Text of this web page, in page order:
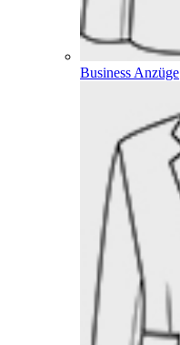
Business Anzüge